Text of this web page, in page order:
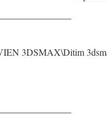
3DSMAX\Ditim